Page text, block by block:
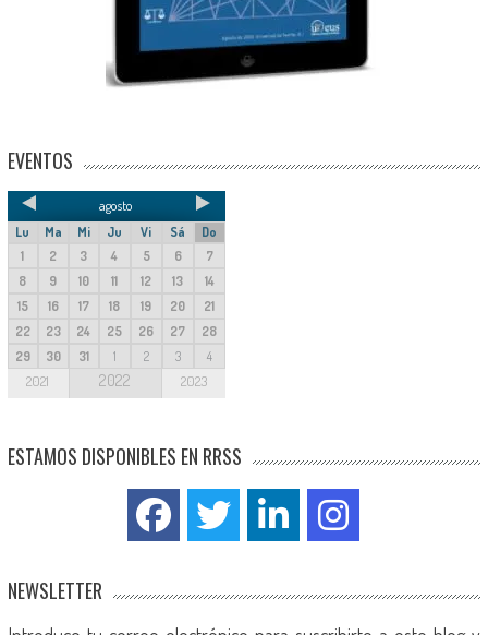
EVENTOS
agosto
Lu Ma Mi Ju Vi Sá
Do
1
2 3 4 5 6
7
8
9 10 11 12 13
14
15
16 17 18 19 20
21
22
23 24 25 26 27
28
29
30 31 1 2 3 4
2021 2022 2023
ESTAMOS DISPONIBLES EN RRSS
NEWSLETTER